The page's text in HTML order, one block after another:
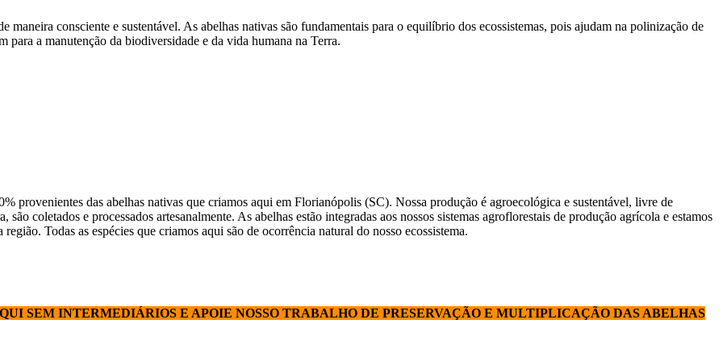
maneira consciente e sustentável. As abelhas nativas são fundamentais para o equilíbrio dos ecossistemas, pois ajudam na polinização de
para a manutenção da biodiversidade e da vida humana na Terra.
provenientes das abelhas nativas que criamos aqui em Florianópolis (SC). Nossa produção é agroecológica e sustentável, livre de
coletados e processados artesanalmente. As abelhas estão integradas aos nossos sistemas agroflorestais de produção agrícola e estamos
Todas as espécies que criamos aqui são de ocorrência natural do nosso ecossistema.
SEM INTERMEDIÁRIOS E APOIE NOSSO TRABALHO DE PRESERVAÇÃO E MULTIPLICAÇÃO DAS ABELHAS